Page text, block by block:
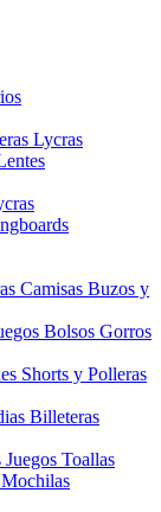
Lycras
Camisas Buzos y
Bolsos Gorros
Shorts y Polleras
Billeteras
Juegos Toallas
Mochilas